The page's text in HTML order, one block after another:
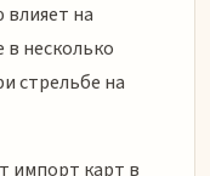
на
несколько
стрельбе на
импорт карт в